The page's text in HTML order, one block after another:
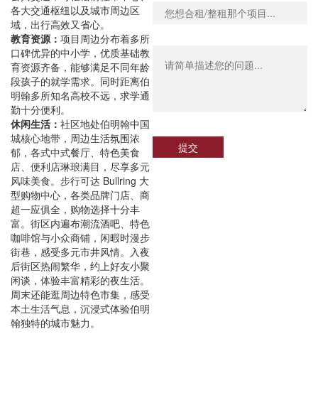
各大交通枢纽以及城市周边区
域，出行高效又省心。
教育资源： 项目周边分布着多所
口碑优异的中小学，优质基础教
育资源齐备，能够满足不同年龄
段孩子的就学需求。同时距离伯
明翰多所知名高校不远，求学通
勤十分便利。
休闲生活： 社区地处伯明翰中国
城核心地带，周边生活氛围浓
郁，各式中式餐厅、特色美食
店、便利店琳琅满目，尽享多元
风味美食。步行可达 Bullring 大
型购物中心，各类品牌门店、商
超一应俱全，购物选择十分丰
富。街区内遍布潮流酒吧、特色
咖啡馆与小众商铺，闲暇时漫步
街巷，感受多元市井风情。入夜
后街区热闹繁华，约上好友小聚
闲谈，体验丰富精彩的夜生活。
周末还能逛周边特色市集，感受
本土生活气息，沉浸式体验伯明
翰独特的城市魅力。
提交